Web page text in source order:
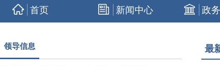
首页 新闻中心 政
领导信息 最